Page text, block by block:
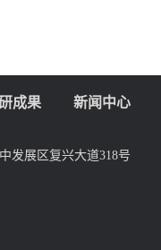
成果 新闻中心
发展区复兴大道318号